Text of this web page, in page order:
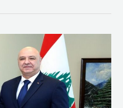
وماكرون
يبحثان
التطورات
في